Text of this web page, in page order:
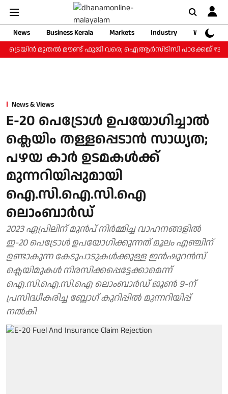
News Business Kerala Markets Industry
Web
ട്രെയിന്‍ മുതല്‍ മൗണ്ട് ഫുജി വരെ; ഐആര്‍സിടിസി പാക്കേജ്
News & Views
E-20 പെട്രോൾ ഉപയോ​ഗിച്ചാൽ
ക്ലെയിം തള്ളപ്പെടാൻ സാധ്യത;
പഴയ കാർ ഉടമകൾക്ക്
മുന്നറിയിപ്പുമായി
ഐ.സി.ഐ.സി.ഐ
ലൊംബാർഡ്
2023 ഏപ്രിലിന് മുൻപ് നിർമ്മിച്ച വാഹനങ്ങളിൽ
ഇ-20 പെട്രോൾ ഉപയോഗിക്കുന്നത് മൂലം എഞ്ചിന്
ഉണ്ടാകുന്ന കേടുപാടുകൾക്കുള്ള ഇൻഷുറൻസ്
ക്ലെയിമുകൾ നിരസിക്കപ്പെട്ടേക്കാമെന്ന്
ഐ.സി.ഐ.സി.ഐ ലൊംബാർഡ് ജൂൺ 9-ന്
പ്രസിദ്ധീകരിച്ച ബ്ലോ​ഗ് കുറിപ്പിൽ മുന്നറിയിപ്പ്
നൽകി